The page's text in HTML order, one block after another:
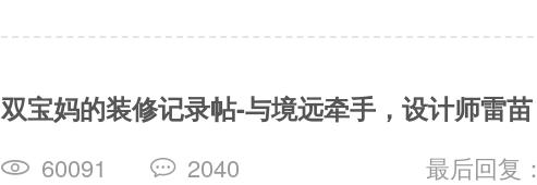
双宝妈的装修记录帖-与境远牵手，设计师雷苗
60091 2040 最后回复